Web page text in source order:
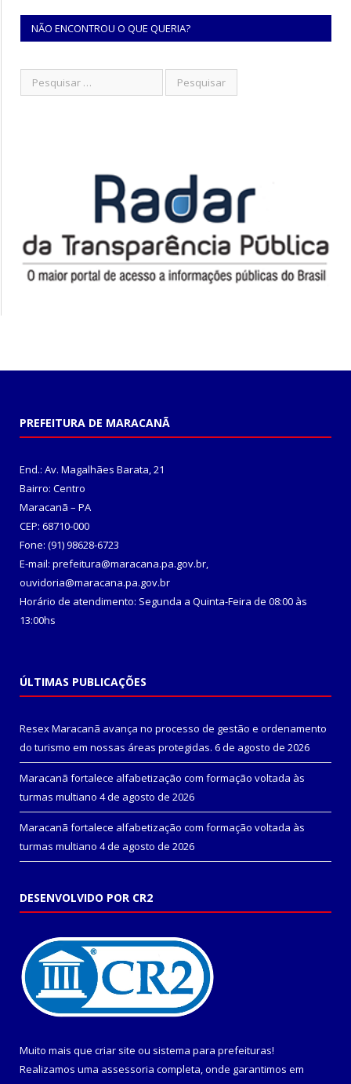
NÃO ENCONTROU O QUE QUERIA?
PREFEITURA DE MARACANÃ
End.: Av. Magalhães Barata, 21
Bairro: Centro
Maracanã – PA
CEP: 68710-000
Fone: (91) 98628-6723
E-mail: prefeitura@maracana.pa.gov.br,
ouvidoria@maracana.pa.gov.br
Horário de atendimento: Segunda a Quinta-Feira de 08:00 às
13:00hs
ÚLTIMAS PUBLICAÇÕES
Resex Maracanã avança no processo de gestão e ordenamento
do turismo em nossas áreas protegidas. 6 de agosto de 2026
Maracanã fortalece alfabetização com formação voltada às
turmas multiano 4 de agosto de 2026
Maracanã fortalece alfabetização com formação voltada às
turmas multiano 4 de agosto de 2026
DESENVOLVIDO POR CR2
Muito mais que criar site ou sistema para prefeituras!
Realizamos uma assessoria completa, onde garantimos em